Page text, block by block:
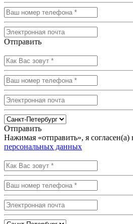
Отправить
Отправить
Нажимая «отправить», я согласен(а)
персональных данных